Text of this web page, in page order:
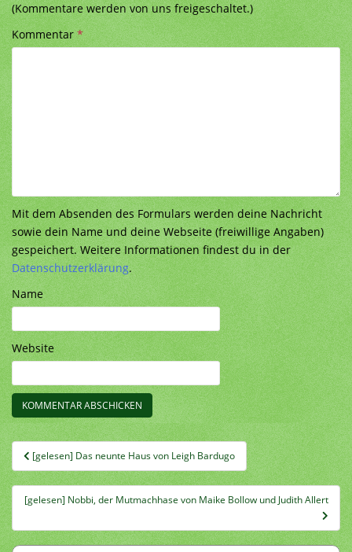
(Kommentare werden von uns freigeschaltet.)
Kommentar*
Mit dem Absenden des Formulars werden deine Nachricht
sowie dein Name und deine Webseite (freiwillige Angaben)
gespeichert. Weitere Informationen findest du in der
Datenschutzerklärung.
Name
Website
Beitragsnavigation
[gelesen] Das neunte Haus von Leigh Bardugo
[gelesen] Nobbi, der Mutmachhase von Maike Bollow und Judith Allert